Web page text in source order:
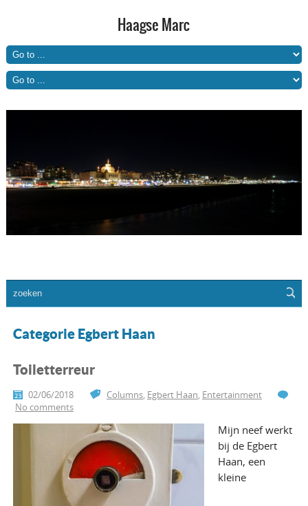
Haagse Marc
Categorie Egbert Haan
Toiletterreur
02/06/2018 Columns, Egbert Haan, Entertainment
No comments
Mijn neef werkt
bij de Egbert
Haan, een
kleine